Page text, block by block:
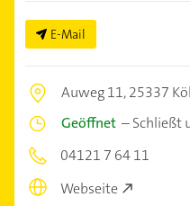
E-Mail
Auweg 11,25337
Geöffnet –Schließt
04121 7 64 11
Webseite